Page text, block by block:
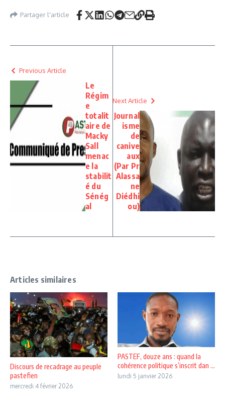
Partager l'article
Previous Article
Le
Régim
e
totalit
aire de
Macky
Sall
menac
e la
stabilit
é du
Sénég
al
Next Article
Journal
isme
de
canive
aux
(Par Pr
Alassa
ne
Diédhi
ou)
Articles similaires
Discours de recadrage au peuple
pastefien
mercredi 4 février 2026
PASTEF, douze ans : quand la
cohérence politique s’inscrit dan ...
lundi 5 janvier 2026